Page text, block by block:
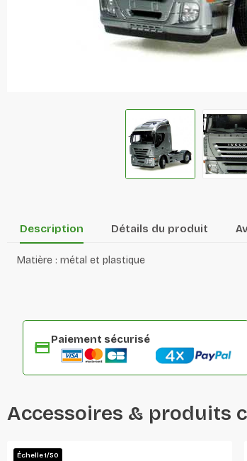
Description Détails du produit
Matière : métal et plastique
Paiement sécurisé
Accessoires & produits
Échelle 1/50